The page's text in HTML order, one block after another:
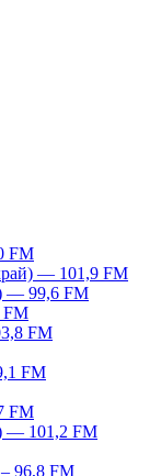
FM
— 101,9 FM
— 99,6 FM
FM
FM
FM
FM
— 101,2 FM
96,8 FM